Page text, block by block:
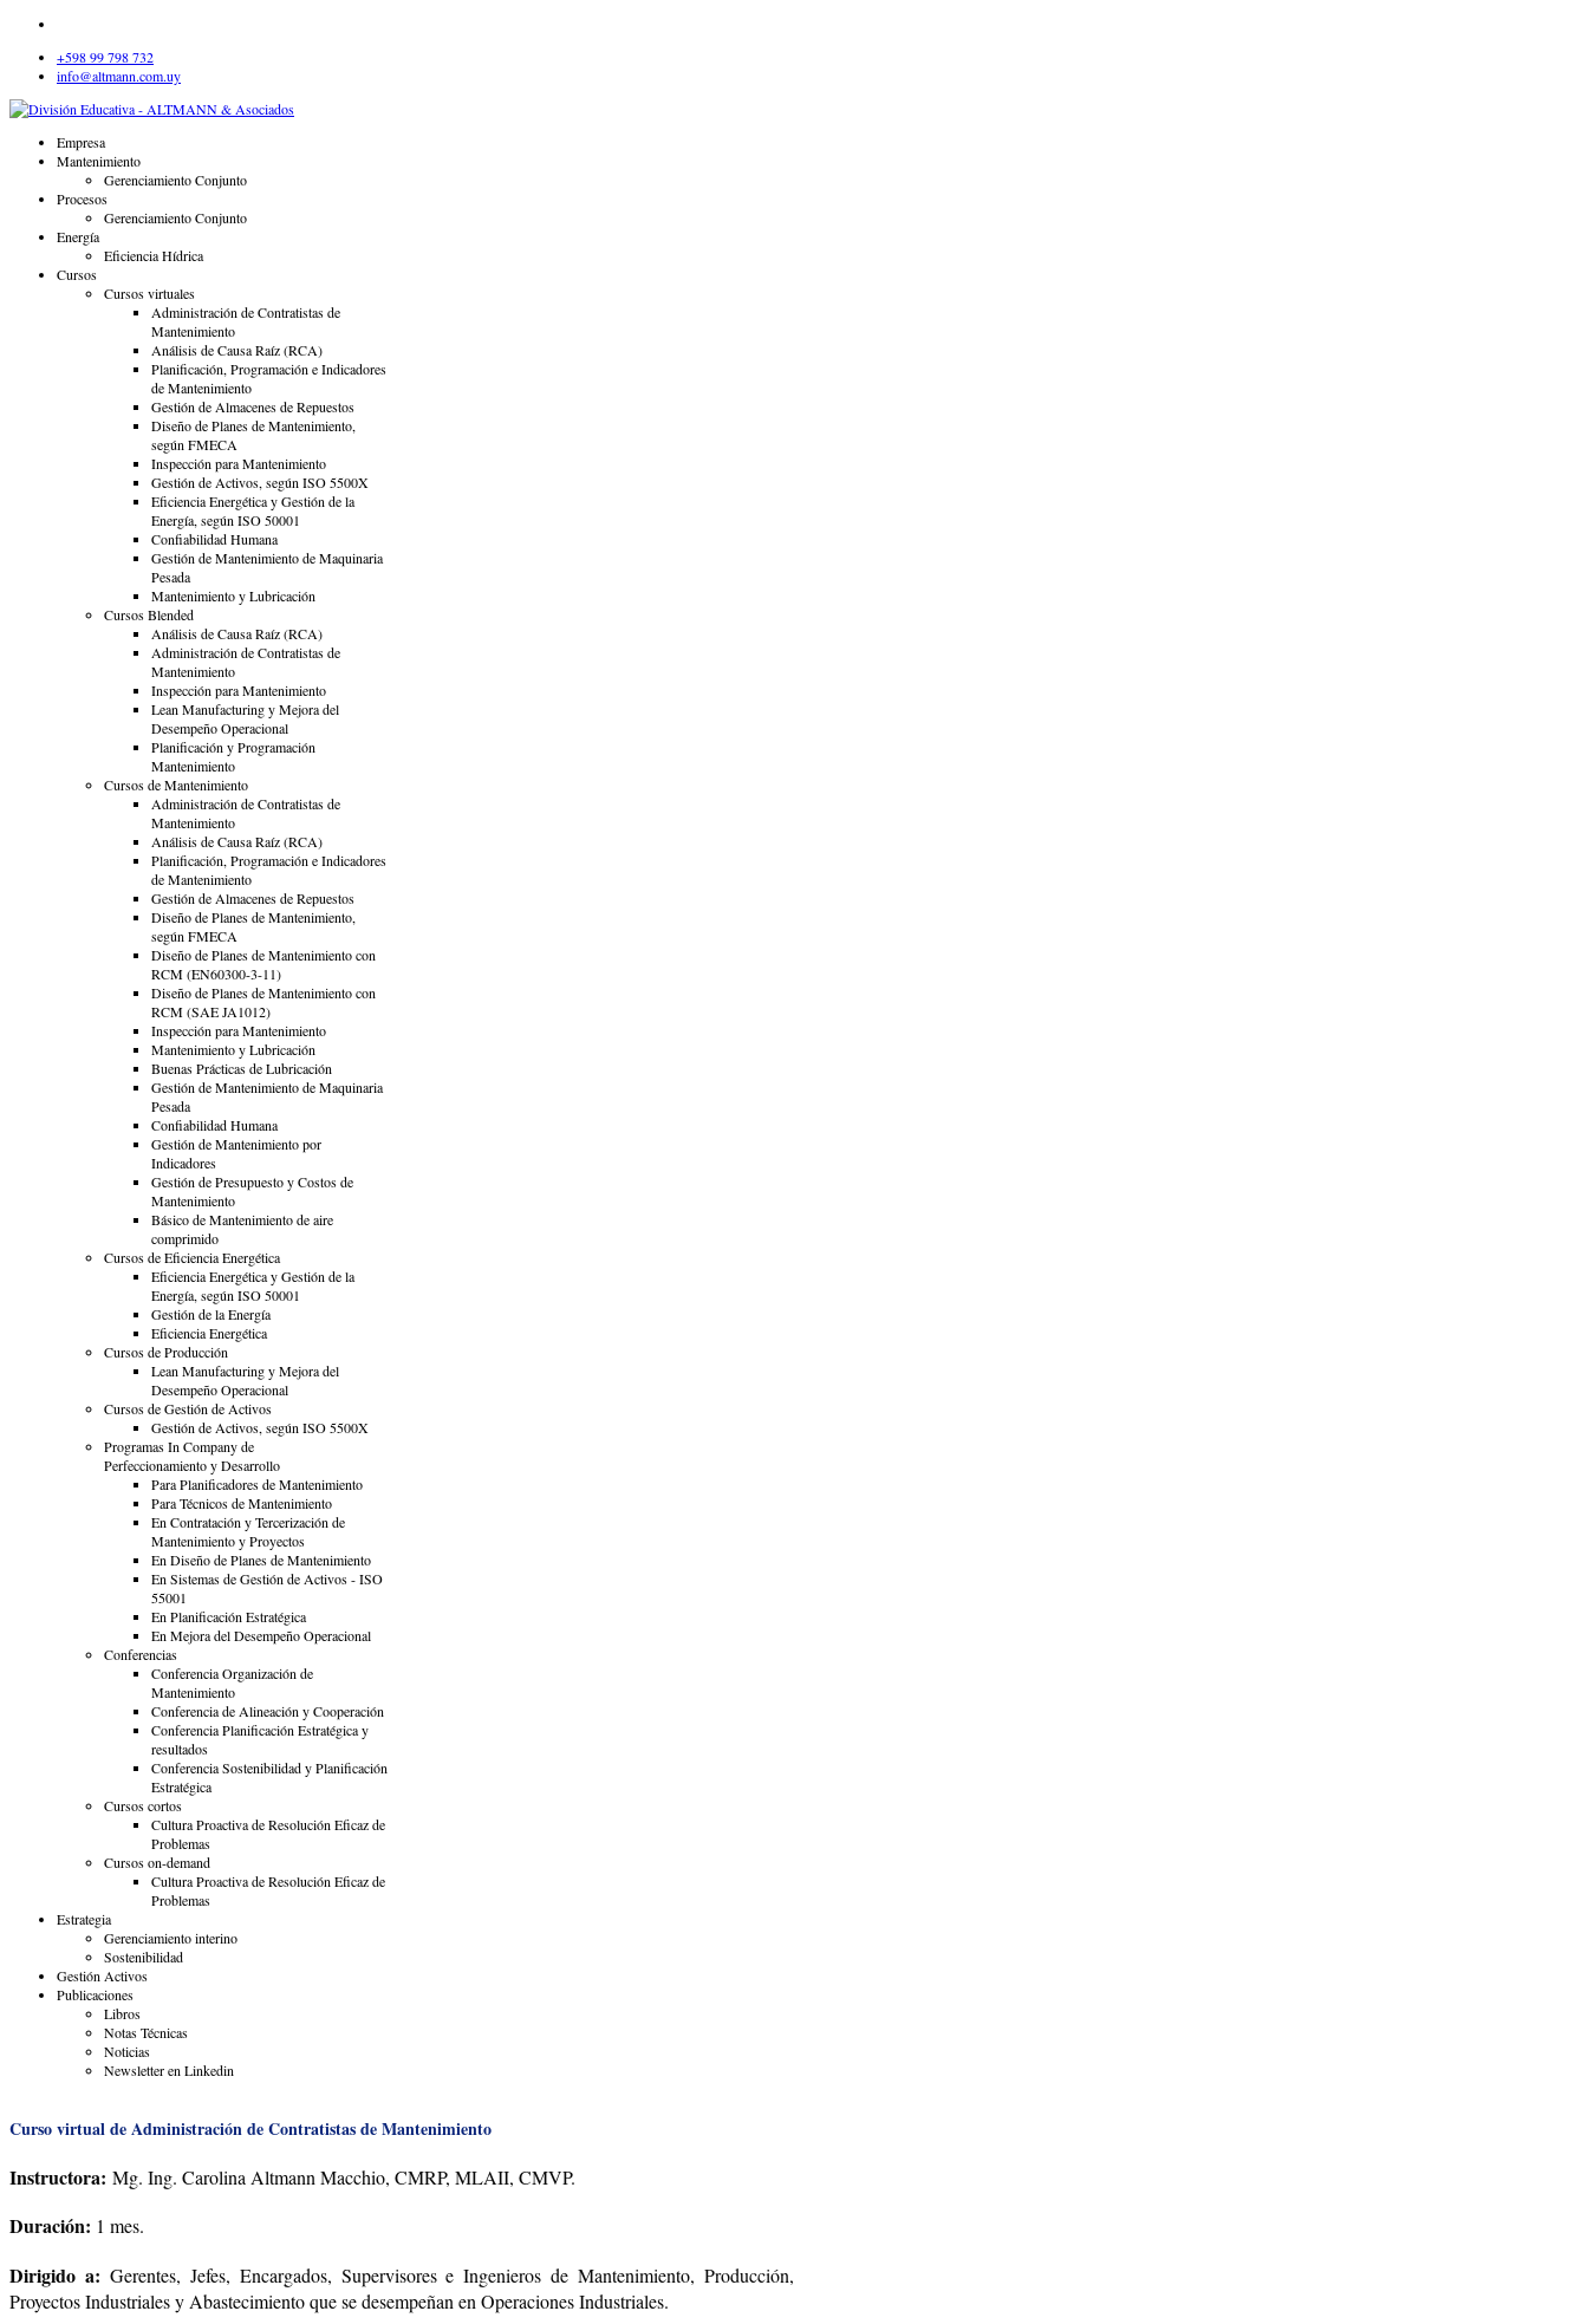
+598 99 798 732
info@altmann.com.uy
Empresa
Mantenimiento
Gerenciamiento Conjunto
Procesos
Gerenciamiento Conjunto
Energía
Eficiencia Hídrica
Cursos
Cursos virtuales
Administración de Contratistas de
Mantenimiento
Análisis de Causa Raíz (RCA)
Planificación, Programación e Indicadores
de Mantenimiento
Gestión de Almacenes de Repuestos
Diseño de Planes de Mantenimiento,
según FMECA
Inspección para Mantenimiento
Gestión de Activos, según ISO 5500X
Eficiencia Energética y Gestión de la
Energía, según ISO 50001
Confiabilidad Humana
Gestión de Mantenimiento de Maquinaria
Pesada
Mantenimiento y Lubricación
Cursos Blended
Análisis de Causa Raíz (RCA)
Administración de Contratistas de
Mantenimiento
Inspección para Mantenimiento
Lean Manufacturing y Mejora del
Desempeño Operacional
Planificación y Programación
Mantenimiento
Cursos de Mantenimiento
Administración de Contratistas de
Mantenimiento
Análisis de Causa Raíz (RCA)
Planificación, Programación e Indicadores
de Mantenimiento
Gestión de Almacenes de Repuestos
Diseño de Planes de Mantenimiento,
según FMECA
Diseño de Planes de Mantenimiento con
RCM (EN60300-3-11)
Diseño de Planes de Mantenimiento con
RCM (SAE JA1012)
Inspección para Mantenimiento
Mantenimiento y Lubricación
Buenas Prácticas de Lubricación
Gestión de Mantenimiento de Maquinaria
Pesada
Confiabilidad Humana
Gestión de Mantenimiento por
Indicadores
Gestión de Presupuesto y Costos de
Mantenimiento
Básico de Mantenimiento de aire
comprimido
Cursos de Eficiencia Energética
Eficiencia Energética y Gestión de la
Energía, según ISO 50001
Gestión de la Energía
Eficiencia Energética
Cursos de Producción
Lean Manufacturing y Mejora del
Desempeño Operacional
Cursos de Gestión de Activos
Gestión de Activos, según ISO 5500X
Programas In Company de
Perfeccionamiento y Desarrollo
Para Planificadores de Mantenimiento
Para Técnicos de Mantenimiento
En Contratación y Tercerización de
Mantenimiento y Proyectos
En Diseño de Planes de Mantenimiento
En Sistemas de Gestión de Activos - ISO
55001
En Planificación Estratégica
En Mejora del Desempeño Operacional
Conferencias
Conferencia Organización de
Mantenimiento
Conferencia de Alineación y Cooperación
Conferencia Planificación Estratégica y
resultados
Conferencia Sostenibilidad y Planificación
Estratégica
Cursos cortos
Cultura Proactiva de Resolución Eficaz de
Problemas
Cursos on-demand
Cultura Proactiva de Resolución Eficaz de
Problemas
Estrategia
Gerenciamiento interino
Sostenibilidad
Gestión Activos
Publicaciones
Libros
Notas Técnicas
Noticias
Newsletter en Linkedin
Curso virtual de Administración de Contratistas de Mantenimiento
Instructora: Mg. Ing. Carolina Altmann Macchio, CMRP, MLAII, CMVP.
Duración: 1 mes.
Dirigido a: Gerentes, Jefes, Encargados, Supervisores e Ingenieros de Mantenimiento, Producción,
Proyectos Industriales y Abastecimiento que se desempeñan en Operaciones Industriales.